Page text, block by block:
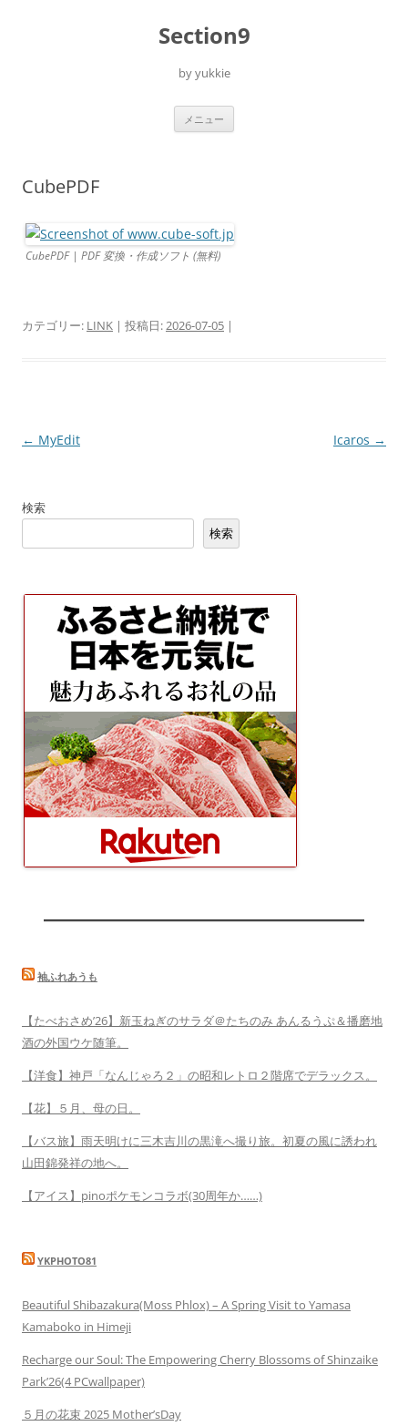
Section9
by yukkie
メニュー
CubePDF
CubePDF | PDF 変換・作成ソフト (無料)
カテゴリー: LINK | 投稿日:2026-07-05 |
投
ビ
シ
← MyEdit Icaros →
検索
検索
袖ふれあうも
【たべおさめ’26】新玉ねぎのサラダ＠たちのみ あんるうぷ＆播磨地
酒の外国ウケ随筆。
【洋食】神戸「なんじゃろ２」の昭和レトロ２階席でデラックス。
【花】５月、母の日。
【バス旅】雨天明けに三木吉川の黒滝へ撮り旅。初夏の風に誘われ
山田錦発祥の地へ。
【アイス】pinoポケモンコラボ(30周年か……)
YKPHOTO81
Beautiful Shibazakura(Moss Phlox) – A Spring Visit to Yamasa
Kamaboko in Himeji
Recharge our Soul: The Empowering Cherry Blossoms of Shinzaike
Park’26(4 PCwallpaper)
５月の花束 2025 Mother’sDay